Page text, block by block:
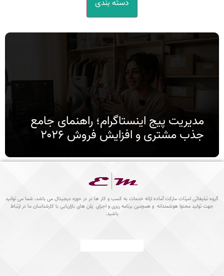
دسته بندی
مدیریت پیج اینستاگرام؛ راهنمای جامع
جذب مشتری و افزایش فروش ۲۰۲۶
تبلیغاتی امرتات مارکت آماده ارائه خدمات به کسب و کار ها در در حوزه دیجیتال می باشد، شما می توانید
جهت تولید محتوا هوشمندانه و همچنین برنامه ریزی و اجرای پلن های بازاریابی با کارشناسان ما در ارتباط
باشید.